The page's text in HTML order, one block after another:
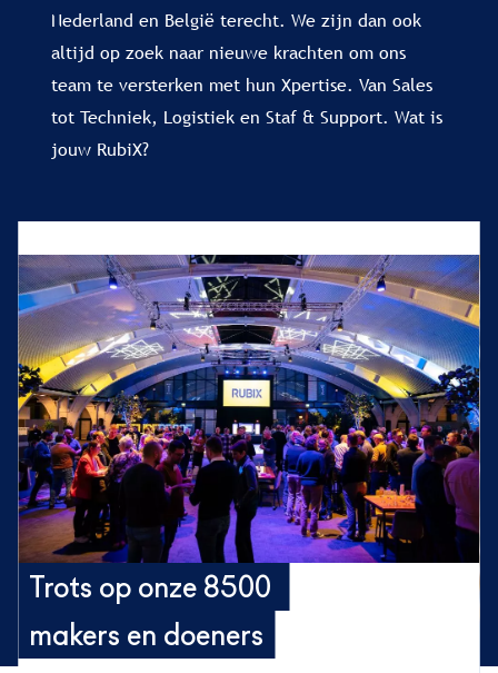
Nederland en België terecht. We zijn dan ook
altijd op zoek naar nieuwe krachten om ons
team te versterken met hun Xpertise. Van Sales
tot Techniek, Logistiek en Staf & Support. Wat is
jouw RubiX?
Trots op onze 8500
makers en doeners